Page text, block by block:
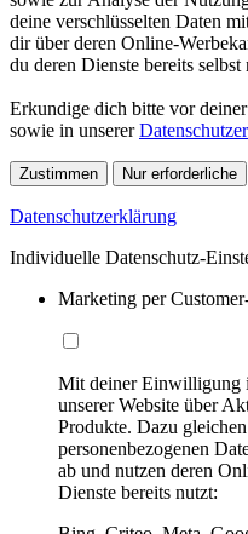
deine verschlüsselten Daten
dir über deren Online-
du deren Dienste bereits selbst
Erkundige dich bitte vor
sowie in unserer
Zustimmen Nur erforderliche
Datenschutzerklärung
Individuelle Datenschutz-
Marketing per
Mit deiner Einwilligung
unserer Website über
Produkte. Dazu
personenbezogenen
ab und nutzen deren
Dienste bereits nutzt: